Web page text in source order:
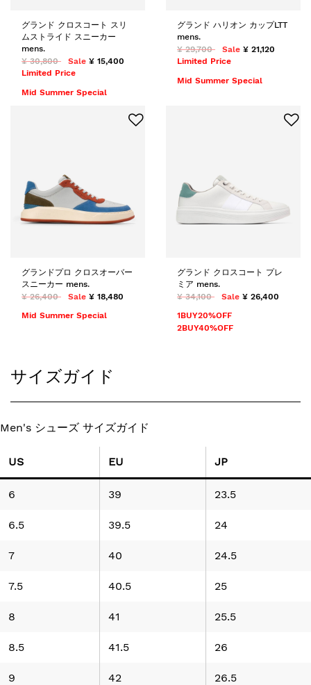
グランド クロスコート スリ
ムストライド スニーカー
mens.
¥ 30,800
Sale ¥ 15,400
Limited Price
Mid Summer Special
グランド ハリオン カップLTT
mens.
¥ 29,700
Sale ¥ 21,120
Limited Price
Mid Summer Special
グランドプロ クロスオーバー
スニーカー mens.
¥ 26,400
Sale ¥ 18,480
Mid Summer Special
グランド クロスコート プレ
ミア mens.
¥ 34,100
Sale ¥ 26,400
1BUY20%OFF
2BUY40%OFF
サイズガイド
Men's シューズ サイズガイド
US EU JP
6 39 23.5
6.5 39.5 24
7 40 24.5
7.5 40.5 25
8 41 25.5
8.5 41.5 26
9 42 26.5